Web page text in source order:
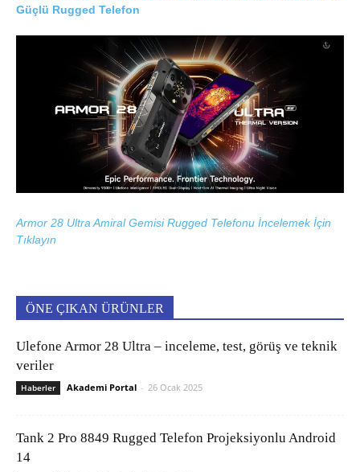
Güçlü Rugged Telefon
Armor 28 Ultra Amiral Gemisi Rugged Telefonu İncelemek İçin
Tıklayın
ÖNE ÇIKAN ÜRÜNLER
Ulefone Armor 28 Ultra – inceleme, test, görüş ve teknik
veriler
Haberler Akademi Portal - 26 Ocak 2025
Tank 2 Pro 8849 Rugged Telefon Projeksiyonlu Android
14